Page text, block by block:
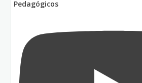
Pedagógicos